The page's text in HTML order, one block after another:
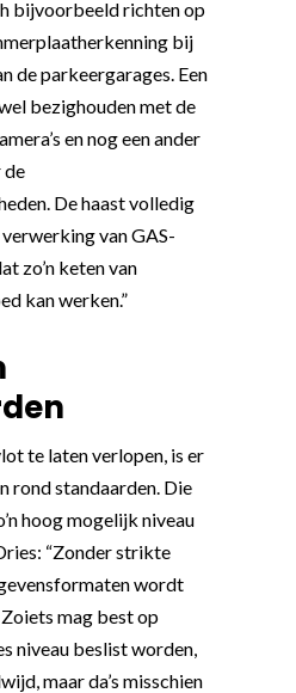
bijvoorbeeld richten op
bij
de parkeergarages. Een
bezighouden met de
en nog een ander
de
De haast volledig
van GAS-
zo’n keten van
kan werken.”
te laten verlopen, is er
rond standaarden. Die
hoog mogelijk niveau
“Zonder strikte
wordt
mag best op
niveau beslist worden,
maar da’s misschien